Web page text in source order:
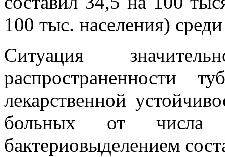
100 тыс. населения)
Ситуация
распространенности
лекарственной
больных от числа
бактериовыделением